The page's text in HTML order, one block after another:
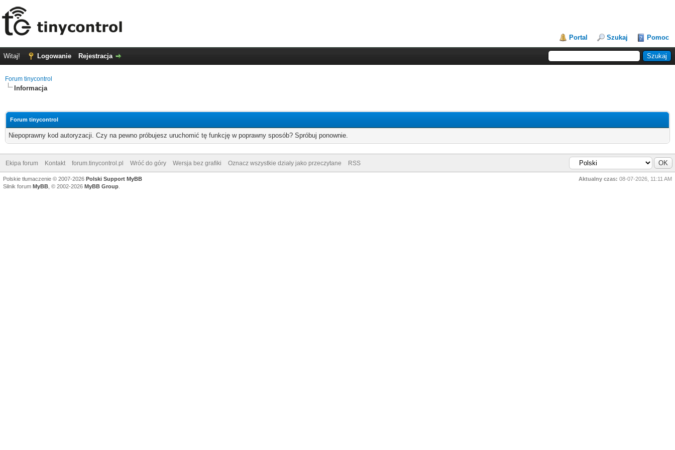
Portal Szukaj Pomoc
Witaj! Logowanie Rejestracja
Forum tinycontrol
Informacja
Forum tinycontrol
Niepoprawny kod autoryzacji. Czy na pewno próbujesz uruchomić tę funkcję w poprawny sposób? Spróbuj ponownie.
Ekipa forum Kontakt forum.tinycontrol.pl Wróć do góry Wersja bez grafiki Oznacz wszystkie działy jako przeczytane RSS
Aktualny czas: 08-07-2026, 11:11 AM
Polskie tłumaczenie © 2007-2026 Polski Support MyBB
Silnik forum MyBB , © 2002-2026 MyBB Group